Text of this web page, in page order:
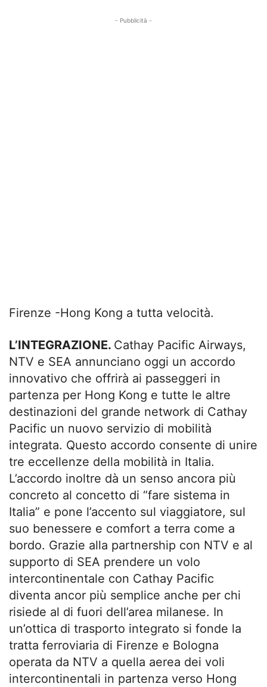
- Pubblicità -
Firenze -Hong Kong a tutta velocità.
L’INTEGRAZIONE. Cathay Pacific Airways,
NTV e SEA annunciano oggi un accordo
innovativo che offrirà ai passeggeri in
partenza per Hong Kong e tutte le altre
destinazioni del grande network di Cathay
Pacific un nuovo servizio di mobilità
integrata. Questo accordo consente di unire
tre eccellenze della mobilità in Italia.
L’accordo inoltre dà un senso ancora più
concreto al concetto di “fare sistema in
Italia” e pone l’accento sul viaggiatore, sul
suo benessere e comfort a terra come a
bordo. Grazie alla partnership con NTV e al
supporto di SEA prendere un volo
intercontinentale con Cathay Pacific
diventa ancor più semplice anche per chi
risiede al di fuori dell’area milanese. In
un’ottica di trasporto integrato si fonde la
tratta ferroviaria di Firenze e Bologna
operata da NTV a quella aerea dei voli
intercontinentali in partenza verso Hong